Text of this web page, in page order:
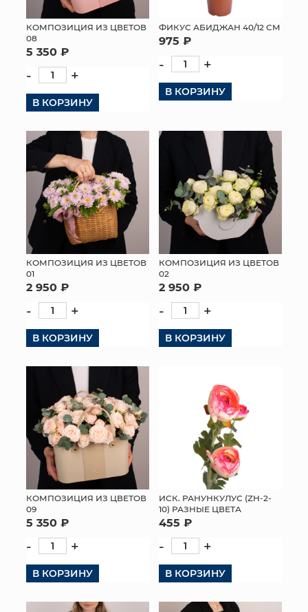
КОМПОЗИЦИЯ ИЗ ЦВЕТОВ
08
5 350 ₽
- +
В КОРЗИНУ
ФИКУС АБИДЖАН 40/12 СМ
975 ₽
- +
В КОРЗИНУ
КОМПОЗИЦИЯ ИЗ ЦВЕТОВ
01
2 950 ₽
- +
В КОРЗИНУ
КОМПОЗИЦИЯ ИЗ ЦВЕТОВ
02
2 950 ₽
- +
В КОРЗИНУ
КОМПОЗИЦИЯ ИЗ ЦВЕТОВ
09
5 350 ₽
- +
В КОРЗИНУ
ИСК. РАНУНКУЛУС (ZH-2-
10) РАЗНЫЕ ЦВЕТА
455 ₽
- +
В КОРЗИНУ